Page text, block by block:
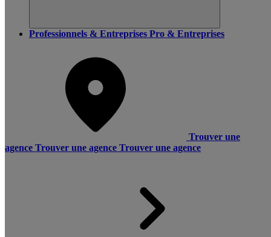
Professionnels & Entreprises Pro & Entreprises
Trouver une
agence Trouver une agence Trouver une agence